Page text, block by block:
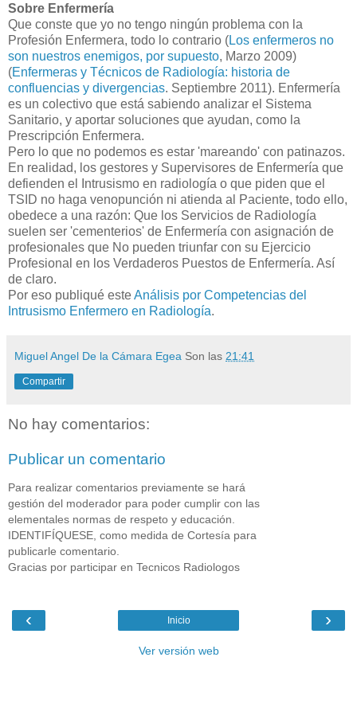
Sobre Enfermería
Que conste que yo no tengo ningún problema con la
Profesión Enfermera, todo lo contrario (Los enfermeros no
son nuestros enemigos, por supuesto, Marzo 2009)
(Enfermeras y Técnicos de Radiología: historia de
confluencias y divergencias. Septiembre 2011). Enfermería
es un colectivo que está sabiendo analizar el Sistema
Sanitario, y aportar soluciones que ayudan, como la
Prescripción Enfermera.
Pero lo que no podemos es estar 'mareando' con patinazos.
En realidad, los gestores y Supervisores de Enfermería que
defienden el Intrusismo en radiología o que piden que el
TSID no haga venopunción ni atienda al Paciente, todo ello,
obedece a una razón: Que los Servicios de Radiología
suelen ser 'cementerios' de Enfermería con asignación de
profesionales que No pueden triunfar con su Ejercicio
Profesional en los Verdaderos Puestos de Enfermería. Así
de claro.
Por eso publiqué esteAnálisis por Competencias del
Intrusismo Enfermero en Radiología.
Miguel Angel De la Cámara Egea Son las 21:41
Compartir
No hay comentarios:
Publicar un comentario
Para realizar comentarios previamente se hará
gestión del moderador para poder cumplir con las
elementales normas de respeto y educación.
IDENTIFÍQUESE, como medida de Cortesía para
publicarle comentario.
Gracias por participar en Tecnicos Radiologos
‹ ›
Inicio
Ver versión web